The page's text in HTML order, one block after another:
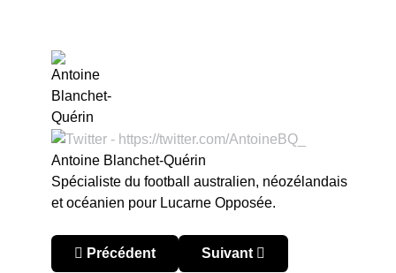
Antoine Blanchet-Quérin
Spécialiste du football australien, néozélandais
et océanien pour Lucarne Opposée.
Article précédent : Lucarne Américaine : au
Précédent Article suivant : Une
Suivant